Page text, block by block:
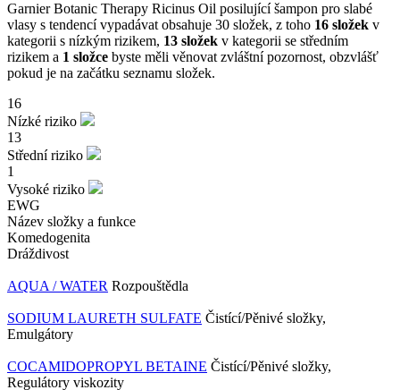
Garnier Botanic Therapy Ricinus Oil posilující šampon pro slabé
vlasy s tendencí vypadávat obsahuje 30 složek, z toho 16 složek v
kategorii s nízkým rizikem, 13 složek v kategorii se středním
rizikem a 1 složce byste měli věnovat zvláštní pozornost, obzvlášť
pokud je na začátku seznamu složek.
16
Nízké riziko
13
Střední riziko
1
Vysoké riziko
EWG
Název složky a funkce
Komedogenita
Dráždivost
AQUA / WATER Rozpouštědla
SODIUM LAURETH SULFATE Čistící/Pěnivé složky,
Emulgátory
COCAMIDOPROPYL BETAINE Čistící/Pěnivé složky,
Regulátory viskozity